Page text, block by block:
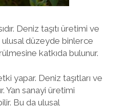
Deniz taşıtı üretimi ve
ulusal düzeyde binlerce
katkıda bulunur.
yapar. Deniz taşıtları ve
Yan sanayi üretimi
Bu da ulusal